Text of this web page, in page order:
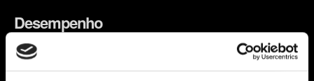
Desempenho
Resolução de problemas de desempenho